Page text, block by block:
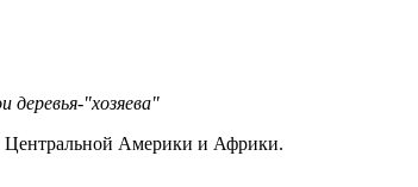
"хозяева"
Центральной Америки и Африки.